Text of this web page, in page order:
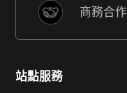
商務合作
站點服務